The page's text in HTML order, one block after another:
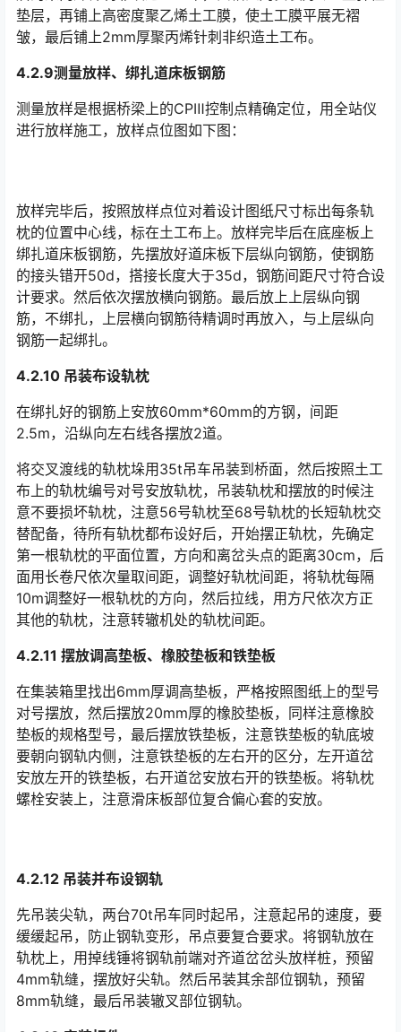
垫层，再铺上高密度聚乙烯土工膜，使土工膜平展无褶
皱，最后铺上2mm厚聚丙烯针刺非织造土工布。󠅅󠅃󠄵󠅂󠄪󠇖󠆨󠆨󠇕󠆞󠆒󠅬󠇘󠆭󠆘󠇙󠆝󠅵󠇗󠆭󠆁󠄐󠇗󠅹󠅸󠇖󠆍󠅳󠇖󠅹󠅰󠇖󠆌󠅹
4.2.9测量放样、绑扎道床板钢筋
测量放样是根据桥梁上的CPⅢ控制点精确定位，用全站仪
进行放样施工，放样点位图如下图：
放样完毕后，按照放样点位对着设计图纸尺寸标出每条轨
枕的位置中心线，标在土工布上。放样完毕后在底座板上
绑扎道床板钢筋，先摆放好道床板下层纵向钢筋，使钢筋
的接头错开50d，搭接长度大于35d，钢筋间距尺寸符合设
计要求。然后依次摆放横向钢筋。最后放上上层纵向钢
筋，不绑扎，上层横向钢筋待精调时再放入，与上层纵向
钢筋一起绑扎。󠅅󠅃󠄵󠅂󠄪󠇖󠆨󠆨󠇕󠆞󠆒󠅬󠇘󠆭󠆘󠇙󠆝󠅵󠇗󠆭󠆁󠄐󠇗󠅹󠅸󠇖󠆍󠅳󠇖󠅹󠅰󠇖󠆌󠅹
4.2.10 吊装布设轨枕
在绑扎好的钢筋上安放60mm*60mm的方钢，间距
2.5m，沿纵向左右线各摆放2道。
将交叉渡线的轨枕垛用35t吊车吊装到桥面，然后按照土工
布上的轨枕编号对号安放轨枕，吊装轨枕和摆放的时候注
意不要损坏轨枕，注意56号轨枕至68号轨枕的长短轨枕交
替配备，待所有轨枕都布设好后，开始摆正轨枕，先确定
第一根轨枕的平面位置，方向和离岔头点的距离30cm，后
面用长卷尺依次量取间距，调整好轨枕间距，将轨枕每隔
10m调整好一根轨枕的方向，然后拉线，用方尺依次方正
其他的轨枕，注意转辙机处的轨枕间距。󠅅󠅃󠄵󠅂󠄪󠇖󠆨󠆨󠇕󠆞󠆒󠅬󠇘󠆭󠆘󠇙󠆝󠅵󠇗󠆭󠆁󠄐󠇗󠅹󠅸󠇖󠆍󠅳󠇖󠅹󠅰󠇖󠆌󠅹
4.2.11 摆放调高垫板、橡胶垫板和铁垫板
在集装箱里找出6mm厚调高垫板，严格按照图纸上的型号
对号摆放，然后摆放20mm厚的橡胶垫板，同样注意橡胶
垫板的规格型号，最后摆放铁垫板，注意铁垫板的轨底坡
要朝向钢轨内侧，注意铁垫板的左右开的区分，左开道岔
安放左开的铁垫板，右开道岔安放右开的铁垫板。将轨枕
螺栓安装上，注意滑床板部位复合偏心套的安放。󠅅󠅃󠄵󠅂󠄪󠇖󠆨󠆨󠇕󠆞󠆒󠅬󠇘󠆭󠆘󠇙󠆝󠅵󠇗󠆭󠆁󠄐󠇗󠅹󠅸󠇖󠆍󠅳󠇖󠅹󠅰󠇖󠆌󠅹
4.2.12 吊装并布设钢轨
先吊装尖轨，两台70t吊车同时起吊，注意起吊的速度，要
缓缓起吊，防止钢轨变形，吊点要复合要求。将钢轨放在
轨枕上，用掉线锤将钢轨前端对齐道岔岔头放样桩，预留
4mm轨缝，摆放好尖轨。然后吊装其余部位钢轨，预留
8mm轨缝，最后吊装辙叉部位钢轨。󠅅󠅃󠄵󠅂󠄪󠇖󠆨󠆨󠇕󠆞󠆒󠅬󠇘󠆭󠆘󠇙󠆝󠅵󠇗󠆭󠆁󠄐󠇗󠅹󠅸󠇖󠆍󠅳󠇖󠅹󠅰󠇖󠆌󠅹